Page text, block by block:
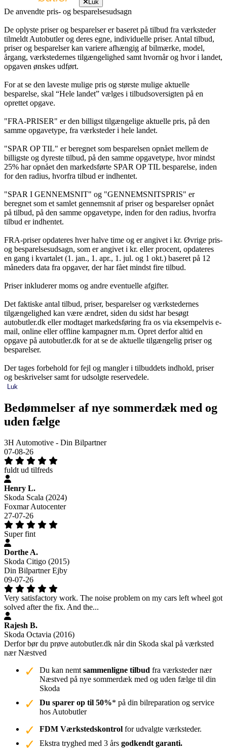
Luk
De anvendte pris- og besparelsesudsagn
De oplyste priser og besparelser er baseret på tilbud fra værksteder
tilmeldt Autobutler og deres egne, individuelle priser. Antal tilbud,
priser og besparelser kan variere afhængig af bilmærke, model,
årgang, værkstedernes tilgængelighed samt hvornår og hvor i landet,
opgaven ønskes udført.
For at se den laveste mulige pris og største mulige aktuelle
besparelse, skal “Hele landet” vælges i tilbudsoversigten på en
oprettet opgave.
"FRA-PRISER" er den billigst tilgængelige aktuelle pris, på den
samme opgavetype, fra værksteder i hele landet.
"SPAR OP TIL" er beregnet som besparelsen opnået mellem de
billigste og dyreste tilbud, på den samme opgavetype, hvor mindst
25% har opnået den markedsførte SPAR OP TIL besparelse, inden
for den radius, hvorfra tilbud er indhentet.
"SPAR I GENNEMSNIT" og "GENNEMSNITSPRIS" er
beregnet som et samlet gennemsnit af priser og besparelser opnået
på tilbud, på den samme opgavetype, inden for den radius, hvorfra
tilbud er indhentet.
FRA-priser opdateres hver halve time og er angivet i kr. Øvrige pris-
og besparelsesudsagn, som er angivet i kr. eller procent, opdateres
en gang i kvartalet (1. jan., 1. apr., 1. jul. og 1 okt.) baseret på 12
måneders data fra opgaver, der har fået mindst fire tilbud.
Priser inkluderer moms og andre eventuelle afgifter.
Det faktiske antal tilbud, priser, besparelser og værkstedernes
tilgængelighed kan være ændret, siden du sidst har besøgt
autobutler.dk eller modtaget markedsføring fra os via eksempelvis e-
mail, online eller offline kampagner m.m. Opret derfor altid en
opgave på autobutler.dk for at se de aktuelle tilgængelig priser og
besparelser.
Der tages forbehold for fejl og mangler i tilbuddets indhold, priser
og beskrivelser samt for udsolgte reservedele.
Luk
Bedømmelser af nye sommerdæk med og
uden fælge
3H Automotive - Din Bilpartner
07-08-26
fuldt ud tilfreds
Henry L.
Skoda Scala (2024)
Foxmar Autocenter
27-07-26
Super fint
Dorthe A.
Skoda Citigo (2015)
Din Bilpartner Ejby
09-07-26
Very satisfactory work. The noise problem on my cars left wheel got
solved after the fix. And the...
Rajesh B.
Skoda Octavia (2016)
Derfor bør du prøve autobutler.dk når din Skoda skal på værksted
nær Næstved
Du kan nemtsammenligne tilbud fra værksteder nær
Næstved på nye sommerdæk med og uden fælge til din
Skoda
Du sparer op til 50%* på din bilreparation og service
hos Autobutler
FDM Værkstedskontrol for udvalgte værksteder.
Ekstra tryghed med 3 års godkendt garanti.